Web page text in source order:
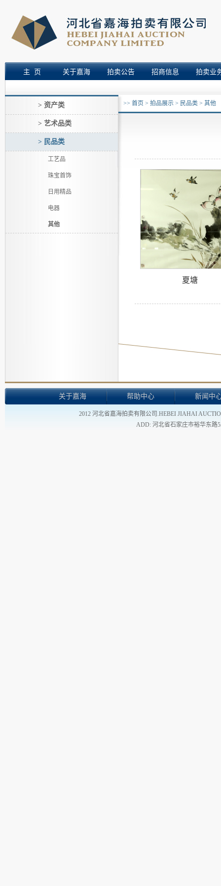
主 页 关于嘉海 拍卖公告 招商信息 拍卖业
> 资产类
> 艺术品类
> 民品类
工艺品
珠宝首饰
日用精品
电器
其他
>> 首页 > 拍品展示 > 民品类 > 其他
夏塘
关于嘉海 帮助中心 新闻中
2012 河北省嘉海拍卖有限公司.HEBEI JIAHAI
ADD: 河北省石家庄市裕华东路